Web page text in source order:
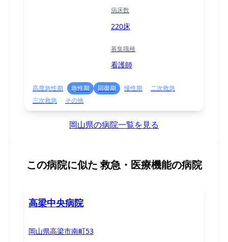
病床数
220床
募集職種
看護師
高度急性期 急性期 回復期 慢性期
二次救急
三次救急
その他
岡山県の病院一覧を見る
この病院に似た 救急・医療機能の病院
高梁中央病院
岡山県高梁市南町53